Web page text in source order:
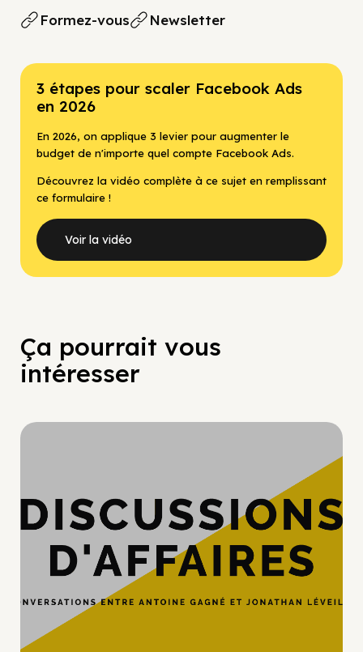
Formez-vous Newsletter
3 étapes pour scaler Facebook Ads
en 2026
En 2026, on applique 3 levier pour augmenter le
budget de n'importe quel compte Facebook Ads.
Découvrez la vidéo complète à ce sujet en remplissant
ce formulaire !
Voir la vidéo
Ça pourrait vous
intéresser